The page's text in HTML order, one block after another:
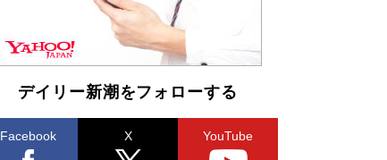
デイリー新潮をフォローする
Facebook X YouTube